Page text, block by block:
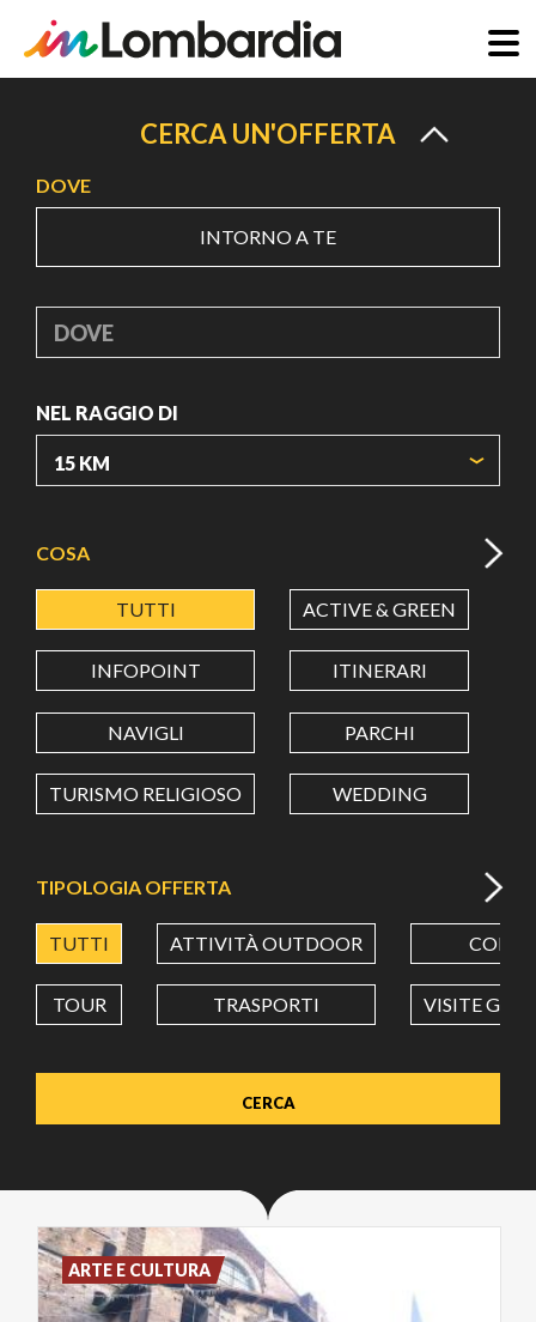
principale
CERCA UN'OFFERTA
DOVE
INTORNO A TE
DOVE
NEL RAGGIO DI
LATITUDINE
LONGITUDINE
Value in decimal degrees. Use dot (.) as decimal separator.
COSA
TUTTI ACTIVE & GREEN
INFOPOINT ITINERARI
NAVIGLI PARCHI
TURISMO RELIGIOSO WEDDING
TIPOLOGIA OFFERTA
TUTTI ATTIVITÀ OUTDOOR CORSI
TOUR TRASPORTI VISITE
ARTE E CULTURA